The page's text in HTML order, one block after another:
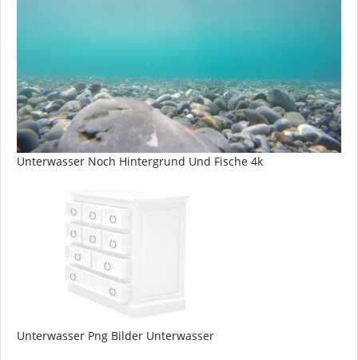
Unterwasser Noch Hintergrund Und Fische 4k
Unterwasser Png Bilder Unterwasser